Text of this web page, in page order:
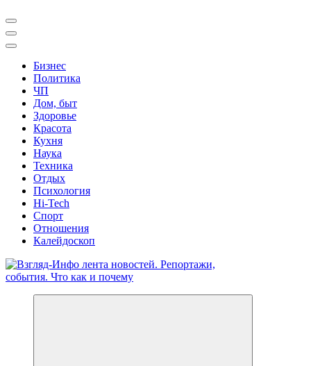
Бизнес
Политика
ЧП
Дом, быт
Здоровье
Красота
Кухня
Наука
Техника
Отдых
Психология
Hi-Tech
Спорт
Отношения
Калейдоскоп
Обо всем и обо всех, что зачем и почему. Новости политики,